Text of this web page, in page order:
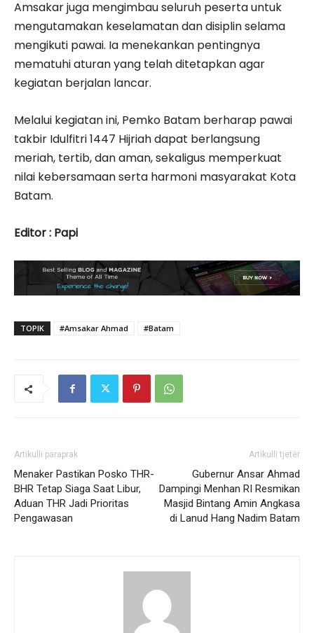
Amsakar juga mengimbau seluruh peserta untuk
mengutamakan keselamatan dan disiplin selama
mengikuti pawai. Ia menekankan pentingnya
mematuhi aturan yang telah ditetapkan agar
kegiatan berjalan lancar.
Melalui kegiatan ini, Pemko Batam berharap pawai
takbir Idulfitri 1447 Hijriah dapat berlangsung
meriah, tertib, dan aman, sekaligus memperkuat
nilai kebersamaan serta harmoni masyarakat Kota
Batam.
Editor : Papi
TOPIK #Amsakar Ahmad #Batam
Artikulli paraprak
Menaker Pastikan Posko THR-
BHR Tetap Siaga Saat Libur,
Aduan THR Jadi Prioritas
Pengawasan
Artikulli tjetër
Gubernur Ansar Ahmad
Dampingi Menhan RI Resmikan
Masjid Bintang Amin Angkasa
di Lanud Hang Nadim Batam